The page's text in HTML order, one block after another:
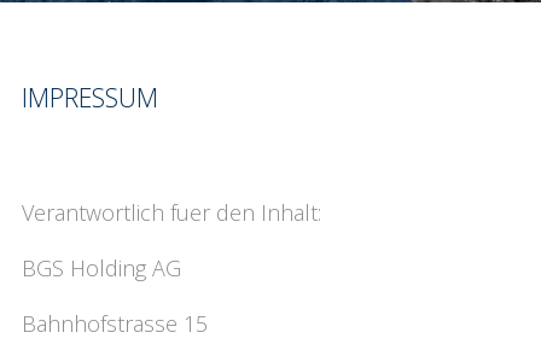
IMPRESSUM
Verantwortlich fuer den Inhalt:
BGS Holding AG
Bahnhofstrasse 15